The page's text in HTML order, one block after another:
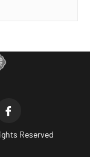
Reserved